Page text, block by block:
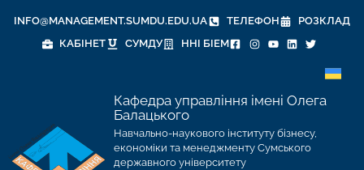
INFO@MANAGEMENT.SUMDU.EDU.UA ТЕЛЕФОН
РОЗКЛАД
КАБІНЕТ
СУМДУ ННІ БІЕМ
Кафедра управління імені Олега
Балацького
Навчально-наукового інституту бізнесу,
економіки та менеджменту Сумського
державного університету